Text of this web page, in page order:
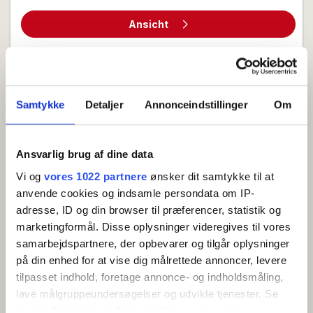
Samtykke Detaljer Annonceindstillinger Om
Ansvarlig brug af dine data
Vi og vores 1022 partnere ønsker dit samtykke til at
anvende cookies og indsamle persondata om IP-
adresse, ID og din browser til præferencer, statistik og
marketingformål. Disse oplysninger videregives til vores
samarbejdspartnere, der opbevarer og tilgår oplysninger
på din enhed for at vise dig målrettede annoncer, levere
tilpasset indhold, foretage annonce- og indholdsmåling,
lave målgruppeundersøgelser og udvikle tjenester. Se
mere information underindstillingerog i vores
Süden nach Tejn – ein charmantes kleines Fischerdorf
mit Brauerei und Street Food.
In Søterrasserne gibt es
sind. Dies wird bei der jeweiligen Wohnung klar
angegeben, wenn Haustiere erlaubt sind. Wenn Sie
Buchung anzugeben.
Adresse:Tejnvej 74, 3770 Allinge-Sandvig
Ansicht
Ferienwohnung (71) für 2–4 Personen mit
Meerblick
Sandkås Auf Karte zeigen
Helle und schöne Ferienwohnung auf 56 m² im
Erdgeschoss mit eigener Terrasse und Meerblick.
2 Betten 1 Schlafzimmer
Neu 2026